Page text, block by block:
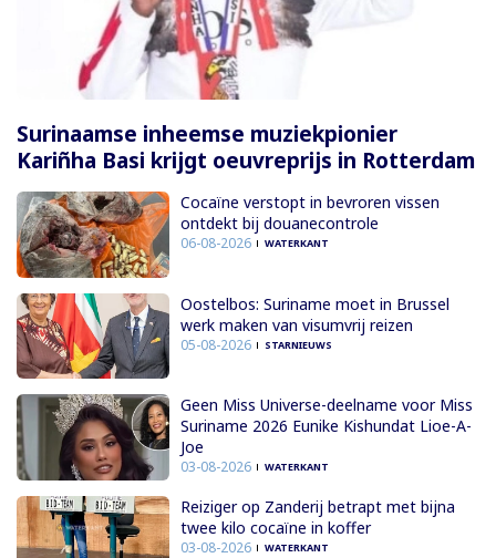
Surinaamse inheemse muziekpionier
Kariñha Basi krijgt oeuvreprijs in Rotterdam
Cocaïne verstopt in bevroren vissen
ontdekt bij douanecontrole
06-08-2026 WATERKANT
Oostelbos: Suriname moet in Brussel
werk maken van visumvrij reizen
05-08-2026 STARNIEUWS
Geen Miss Universe-deelname voor Miss
Suriname 2026 Eunike Kishundat Lioe-A-
Joe
03-08-2026 WATERKANT
Reiziger op Zanderij betrapt met bijna
twee kilo cocaïne in koffer
03-08-2026 WATERKANT